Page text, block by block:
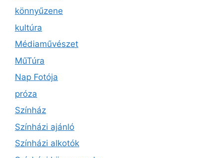
könnyűzene
kultúra
Médiaművészet
MűTúra
Nap Fotója
próza
Színház
Színházi ajánló
Színházi alkotók